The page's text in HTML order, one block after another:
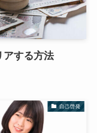
アする方法
自己啓発